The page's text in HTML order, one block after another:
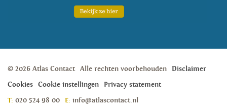
© 2026 Atlas Contact Alle rechten voorbehouden
Disclaimer
Cookies
Cookie instellingen
Privacy statement
T: 020 524 98 00 E: info@atlascontact.nl